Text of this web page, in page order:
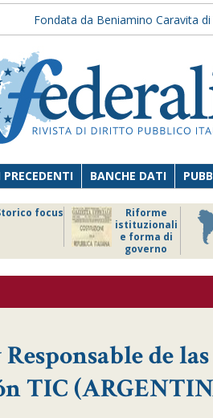
Fondata da Beniamino Caravita
BANCHE DATI
focus
Riforme
istituzionali
e forma di
governo
de
TIC